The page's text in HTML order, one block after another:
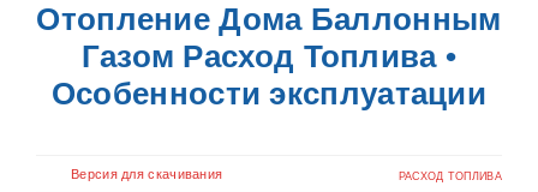
Отопление Дома Баллонным
Газом Расход Топлива •
Особенности эксплуатации
Версия для скачивания РАСХОД ТОПЛИВА